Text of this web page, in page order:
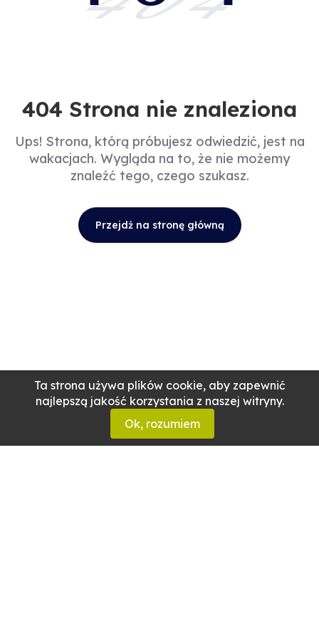
Ta strona używa plików cookie, aby zapewnić
najlepszą jakość korzystania z naszej witryny.
Ok, rozumiem
404 Strona nie znaleziona
Ups! Strona, którą próbujesz odwiedzić, jest na
wakacjach. Wygląda na to, że nie możemy
znaleźć tego, czego szukasz.
Przejdź na stronę główną